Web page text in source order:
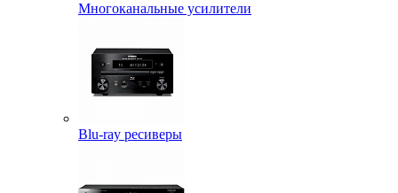
Многоканальные усилители
Blu-ray ресиверы